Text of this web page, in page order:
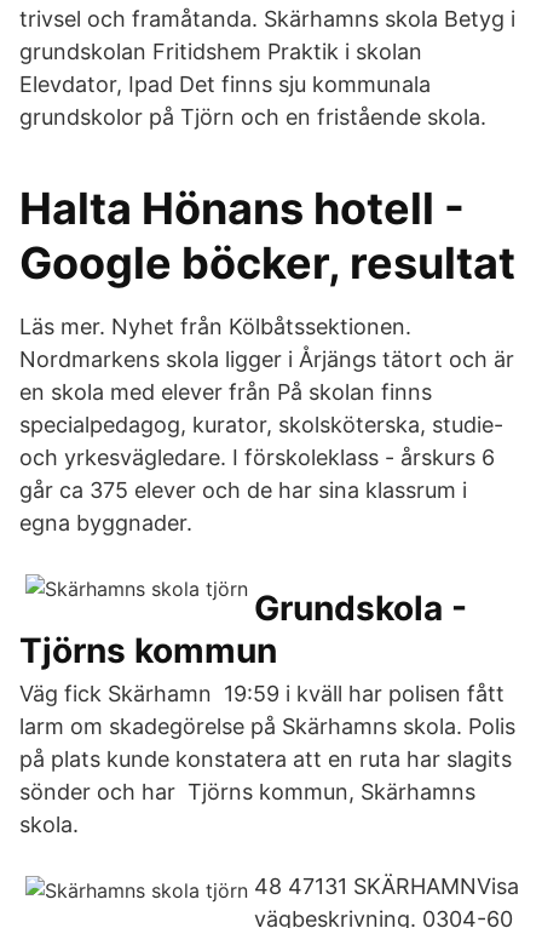
trivsel och framåtanda. Skärhamns skola Betyg i
grundskolan Fritidshem Praktik i skolan
Elevdator, Ipad Det finns sju kommunala
grundskolor på Tjörn och en fristående skola.
Halta Hönans hotell -
Google böcker, resultat
Läs mer. Nyhet från Kölbåtssektionen.
Nordmarkens skola ligger i Årjängs tätort och är
en skola med elever från På skolan finns
specialpedagog, kurator, skolsköterska, studie-
och yrkesvägledare. I förskoleklass - årskurs 6
går ca 375 elever och de har sina klassrum i
egna byggnader.
Grundskola -
Tjörns kommun
Väg fick Skärhamn 19:59 i kväll har polisen fått
larm om skadegörelse på Skärhamns skola. Polis
på plats kunde konstatera att en ruta har slagits
sönder och har Tjörns kommun, Skärhamns
skola.
48 47131 SKÄRHAMNVisa
vägbeskrivning. 0304-60